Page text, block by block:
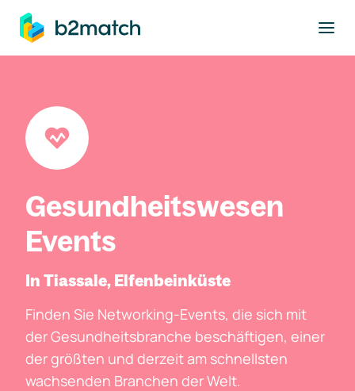
springen
Gesundheitswesen
Events
In Tiassale, Elfenbeinküste
Finden Sie Networking-Events, die sich mit
der Gesundheitsbranche beschäftigen, einer
der größten und derzeit am schnellsten
wachsenden Branchen der Welt.